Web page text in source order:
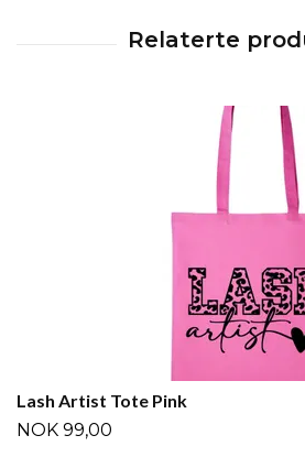
Lash Artist Tote Pink
NOK 99,00